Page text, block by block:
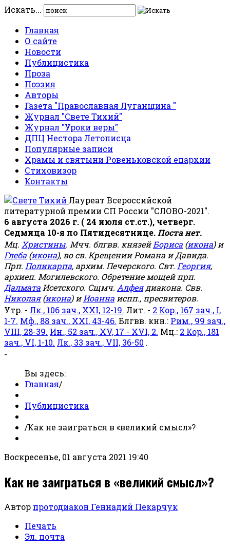
Искать...
Главная
О сайте
Новости
Публицистика
Проза
Поэзия
Авторы
Газета "Православная Луганщина "
Журнал "Свете Тихий"
Журнал "Уроки веры"
ДПЦ Нестора Летописца
Популярные записи
Храмы и святыни Ровеньковской епархии
Стиховизор
Контакты
Лауреат Всероссийской
литературной премии СП России "СЛОВО-2021".
6 августа 2026 г. ( 24 июля ст.ст.), четверг.
Седмица 10-я по Пятидесятнице. Поста нет.
Мц. Христины. Мчч. блгвв. князейБориса (икона) и
Глеба (икона), во св. Крещении Романа и Давида.
Прп. Поликарпа, архим. Печерского. Свт. Георгия,
архиеп. Могилевского. Обретение мощей прп.
Далмата Исетского. Сщмч. Алфеядиакона. Свв.
Николая(икона) иИоанна испп., пресвитеров.
Утр. - Лк., 106 зач., XXI, 12-19. Лит. - 2 Кор., 167 зач., I,
1-7. Мф., 88 зач., XXI, 43-46. Блгвв. кнн.: Рим., 99 зач.,
VIII, 28-39. Ин., 52 зач., XV, 17 - XVI, 2. Мц.: 2 Кор., 181
зач., VI, 1-10. Лк., 33 зач., VII, 36-50 .
-
Вы здесь:
Главная/
Публицистика
/Как не заиграться в «великий смысл»?
Воскресенье, 01 августа 2021 19:40
Как не заиграться в «великий смысл»?
Автор протодиакон Геннадий Пекарчук
Печать
Эл. почта